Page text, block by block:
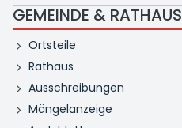
GEMEINDE & RATHAUS
Ortsteile
Rathaus
Ausschreibungen
Mängelanzeige